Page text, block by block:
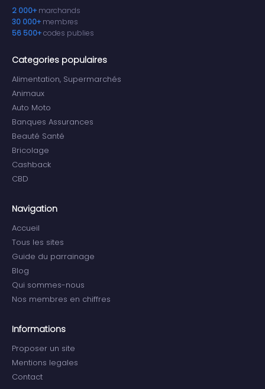
2 000+ marchands
30 000+ membres
56 500+codes publies
Categories populaires
Alimentation, Supermarchés
Animaux
Auto Moto
Banques Assurances
Beauté Santé
Bricolage
Cashback
CBD
Navigation
Accueil
Tous les sites
Guide du parrainage
Blog
Qui sommes-nous
Nos membres en chiffres
Informations
Proposer un site
Mentions legales
Contact